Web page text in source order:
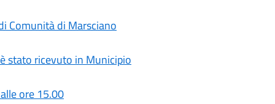
Comunità di Marsciano
stato ricevuto in Municipio
ore 15.00